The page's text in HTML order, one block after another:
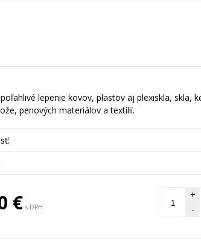
lepenie kovov, plastov aj plexiskla, skla,
penových materiálov a textílií.
€ s DPH
+
-